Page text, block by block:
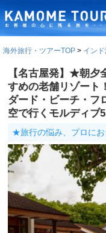
海外旅行・ツアーTOP イン
【名古屋発】★朝夕
すめの老舗リゾート
ダード・ビーチ・フ
空で行くモルディブ
★旅行の悩み、プロに